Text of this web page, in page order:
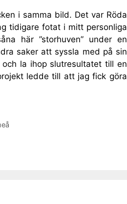
i samma bild. Det var Röda
tidigare fotat i mitt personliga
här ”storhuven” under en
saker att syssla med på sin
la ihop slutresultatet till en
ledde till att jag fick göra